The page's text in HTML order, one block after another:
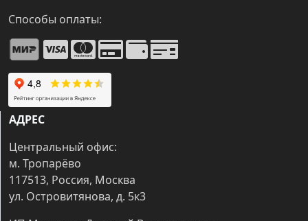
Способы оплаты:
АДРЕС
Центральный офис:
м. Тропарёво
117513, Россия, Москва
ул. Островитянова, д. 5к3